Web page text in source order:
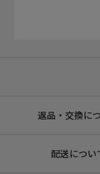
返品・交換に
配送につい